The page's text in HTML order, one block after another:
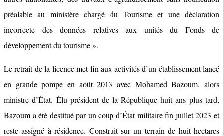
préalable au ministère chargé du Tourisme et une déclaration
incorrecte des données relatives aux unités du Fonds de
développement du tourisme ».
Le retrait de la licence met fin aux activités d’un établissement lancé
en grande pompe en août 2013 avec Mohamed Bazoum, alors
ministre d’État. Élu président de la République huit ans plus tard,
Bazoum a été destitué par un coup d’État militaire fin juillet 2023 et
reste assigné à résidence. Construit sur un terrain de huit hectares